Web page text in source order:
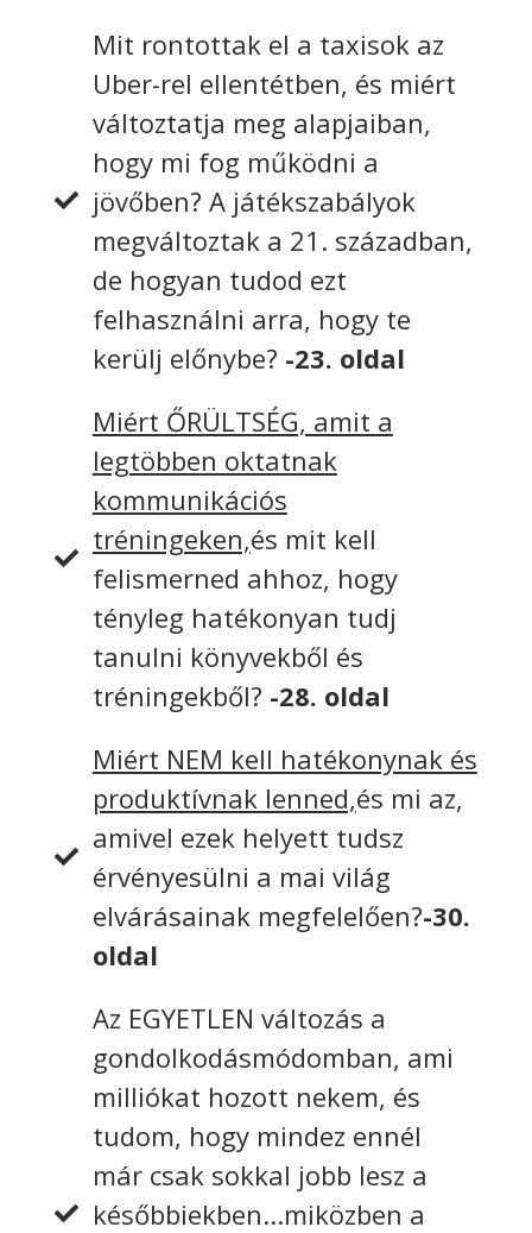
Mit rontottak el a taxisok az
Uber-rel ellentétben, és miért
változtatja meg alapjaiban,
hogy mi fog működni a
jövőben? A játékszabályok
megváltoztak a 21. században,
de hogyan tudod ezt
felhasználni arra, hogy te
kerülj előnybe? -23. oldal
Miért ŐRÜLTSÉG, amit a
legtöbben oktatnak
kommunikációs
tréningeken,és mit kell
felismerned ahhoz, hogy
tényleg hatékonyan tudj
tanulni könyvekből és
tréningekből? -28. oldal
Miért NEM kell hatékonynak és
produktívnak lenned,és mi az,
amivel ezek helyett tudsz
érvényesülni a mai világ
elvárásainak megfelelően?-30.
oldal
Az EGYETLEN változás a
gondolkodásmódomban, ami
milliókat hozott nekem, és
tudom, hogy mindez ennél
már csak sokkal jobb lesz a
későbbiekben...miközben a